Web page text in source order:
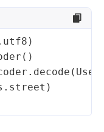
()
User